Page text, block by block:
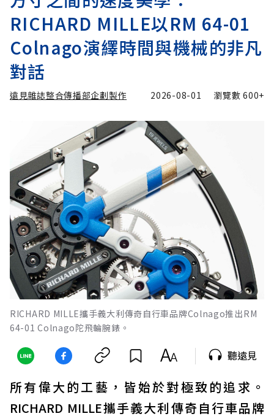
RICHARD MILLE以RM 64-01
Colnago演繹時間與機械的非凡
對話
遠見雜誌整合傳播部企劃製作 2026-08-01 瀏覽數600+
RICHARD MILLE攜手義大利傳奇自行車品牌Colnago推出RM
64-01 Colnago陀飛輪腕錶。
聽遠見
所有偉大的工藝，皆始於對極致的追求。
RICHARD MILLE攜手義大利傳奇自行車品牌